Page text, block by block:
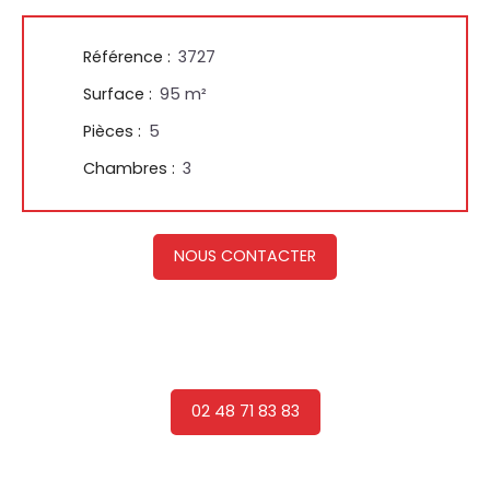
Référence : 3727
Surface : 95 m²
Pièces : 5
Chambres : 3
NOUS CONTACTER
02 48 71 83 83